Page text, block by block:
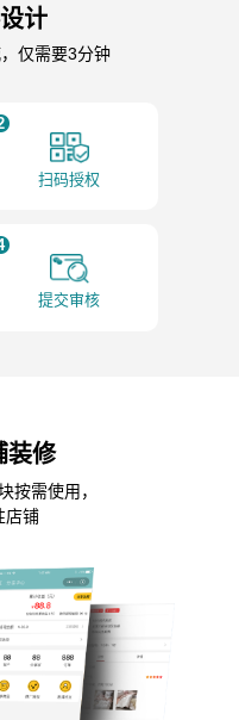
计
仅需要3分钟
扫码授权
提交审核
装修
按需使用，
店铺